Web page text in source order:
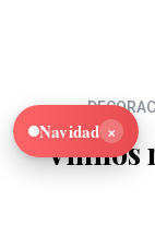
Vinilos
Navidad ×